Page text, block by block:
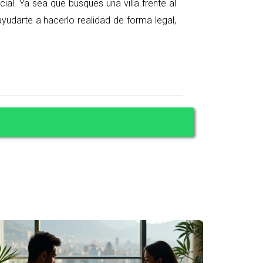
el mercado local, los aspectos legales y
permite comprar con tranquilidad en uno de
Ya sea que busques una villa frente al
a hacerlo realidad de forma legal,